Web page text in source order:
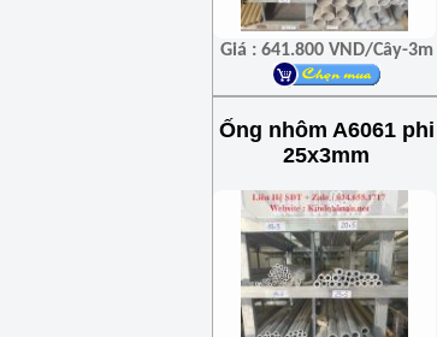
Giá : 641.800 VND/Cây-3m
Ống nhôm A6061 phi
25x3mm